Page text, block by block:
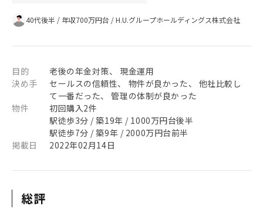
40代後半 / 年収700万円台 /H.U.グループホールディングス株式会社
目的
老後の年金対策、 現金運用
決め手
セールスの信頼性、 物件が良かった、 他社比較し
て一番だった、 管理の体制が良かった
物件
初回購入2件
駅徒歩3分 / 築19年 / 1000万円台後半
駅徒歩7分 / 築9年 / 2000万円台前半
掲載日
2022年02月14日
総評